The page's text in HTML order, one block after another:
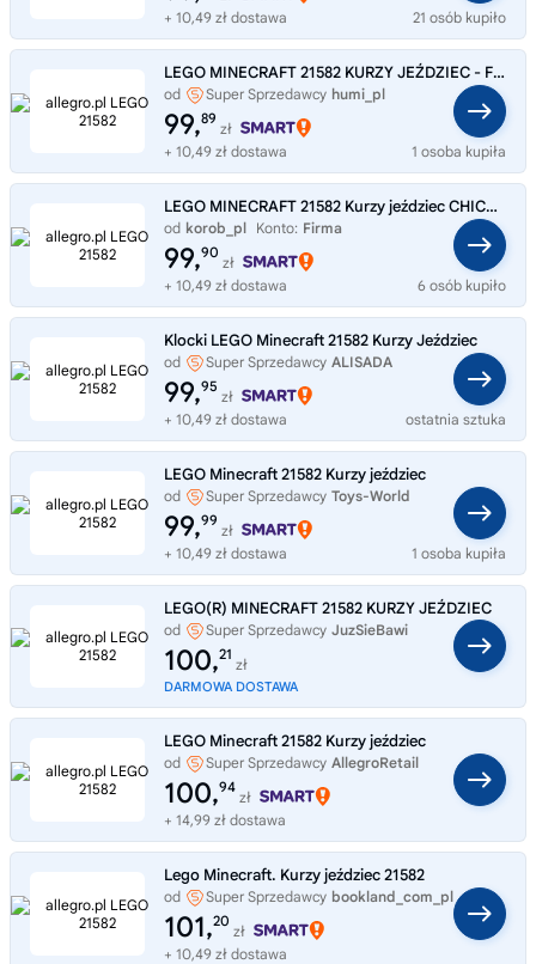
+ 10,49 zł dostawa
21 osób kupiło
LEGO MINECRAFT 21582 KURZY JEŹDZIEC - Figurki z klocków PREZENT DLA CHŁOPCA
od Super Sprzedawcy humi_pl
99,89
zł
+ 10,49 zł dostawa
1 osoba kupiła
LEGO MINECRAFT 21582 Kurzy jeździec CHICKEN JOCKEY, zestaw klocków +9 lat
od korob_pl Konto: Firma
99,90
zł
+ 10,49 zł dostawa
6 osób kupiło
Klocki LEGO Minecraft 21582 Kurzy Jeździec
od Super Sprzedawcy ALISADA
99,95
zł
+ 10,49 zł dostawa
ostatnia sztuka
LEGO Minecraft 21582 Kurzy jeździec
od Super Sprzedawcy Toys-World
99,99
zł
+ 10,49 zł dostawa
1 osoba kupiła
LEGO(R) MINECRAFT 21582 KURZY JEŹDZIEC
od Super Sprzedawcy JuzSieBawi
100,21
zł
DARMOWA DOSTAWA
LEGO Minecraft 21582 Kurzy jeździec
od Super Sprzedawcy AllegroRetail
100,94
zł
+ 14,99 zł dostawa
Lego Minecraft. Kurzy jeździec 21582
od Super Sprzedawcy bookland_com_pl
101,20
zł
+ 10,49 zł dostawa